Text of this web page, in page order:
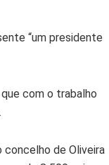
“um presidente
com o trabalho
concelho de Oliveira